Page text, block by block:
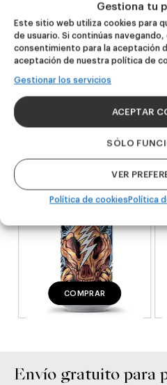
Gestiona tu
Este sitio web utiliza cookies para
de usuario. Si continúas
consentimiento para la aceptación
aceptación de nuestra política de
Gestionar los servicios
ACEPTAR
SÓLO
VER
Política de cookiesPolítica
Productos
relacionados
NOVEDAD
Dire Wolf
DDH IPA
COMPRAR
Envío gratuito para